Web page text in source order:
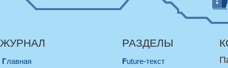
ЖУРНАЛ
Главная
РАЗДЕЛЫ
Future-текст